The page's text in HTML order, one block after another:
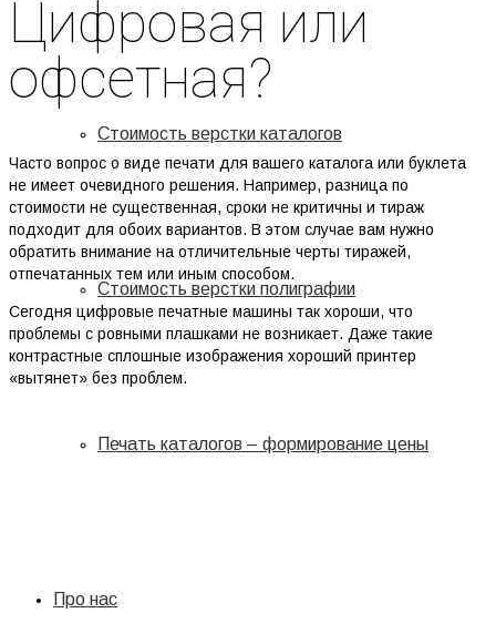
Стоимость верстки каталогов
Стоимость верстки полиграфии
Печать каталогов – формирование цены
Про нас
Цифровая или
офсетная?
Часто вопрос о виде печати для вашего каталога или буклета
не имеет очевидного решения. Например, разница по
стоимости не существенная, сроки не критичны и тираж
подходит для обоих вариантов. В этом случае вам нужно
обратить внимание на отличительные черты тиражей,
отпечатанных тем или иным способом.
Сегодня цифровые печатные машины так хороши, что
проблемы с ровными плашками не возникает. Даже такие
контрастные сплошные изображения хороший принтер
«вытянет» без проблем.